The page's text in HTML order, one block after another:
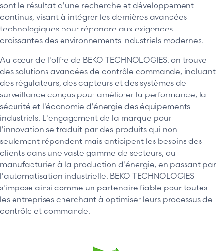
sont le résultat d'une recherche et développement
continus, visant à intégrer les dernières avancées
technologiques pour répondre aux exigences
croissantes des environnements industriels modernes.
Au cœur de l'offre de BEKO TECHNOLOGIES, on trouve
des solutions avancées de contrôle commande, incluant
des régulateurs, des capteurs et des systèmes de
surveillance conçus pour améliorer la performance, la
sécurité et l'économie d'énergie des équipements
industriels. L'engagement de la marque pour
l'innovation se traduit par des produits qui non
seulement répondent mais anticipent les besoins des
clients dans une vaste gamme de secteurs, du
manufacturier à la production d'énergie, en passant par
l'automatisation industrielle. BEKO TECHNOLOGIES
s'impose ainsi comme un partenaire fiable pour toutes
les entreprises cherchant à optimiser leurs processus de
contrôle et commande.